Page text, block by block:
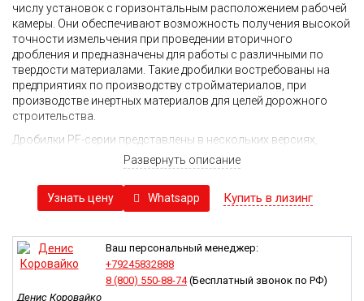
числу установок с горизонтальным расположением рабочей
камеры. Они обеспечивают возможность получения высокой
точности измельчения при проведении вторичного
дробления и предназначены для работы с различными по
твердости материалами. Такие дробилки востребованы на
предприятиях по производству стройматериалов, при
производстве инертных материалов для целей дорожного
строительства.
Дробилки PF-серии представлены в нескольких версиях,
различающихся между собой производительностью и
диапазоном размера частиц исходного сырья и готовой
продукции. При этом все они адаптированы для эксплуатации
в сложных условиях промышленных объектов с повышенной
запыленностью. Модульный принцип установок позволяет не
оборудования, но и при необходимости быстро адаптировать
дробилку для выполнения конкретных целей.
Основным элементом установки является вращающийся
Развернуть описание
Узнать цену Whatsapp Купить в лизинг
Ваш персональный менеджер:
+79245832888
8 (800) 550-88-74(Бесплатный звонок по РФ)
Денис Коровайко